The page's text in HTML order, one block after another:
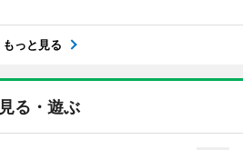
もっと見る
見る・遊ぶ